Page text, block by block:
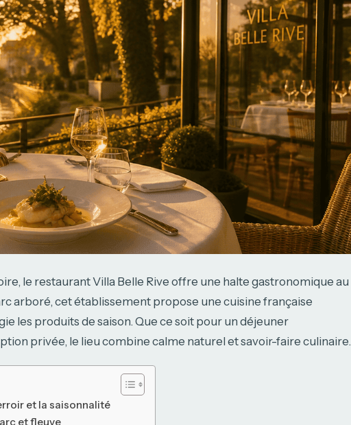
le restaurant Villa Belle Rive offre une halte gastronomique au
arboré, cet établissement propose une cuisine française
les produits de saison. Que ce soit pour un déjeuner
privée, le lieu combine calme naturel et savoir-faire culinaire.
et la saisonnalité
et fleuve